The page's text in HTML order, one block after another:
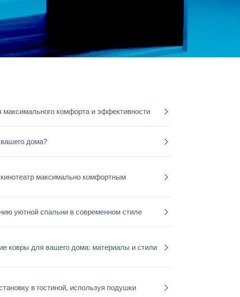
максимального комфорта и эффективности
дома?
максимально комфортным
уютной спальни в современном стиле
ковры для вашего дома: материалы и стили
в гостиной, используя подушки